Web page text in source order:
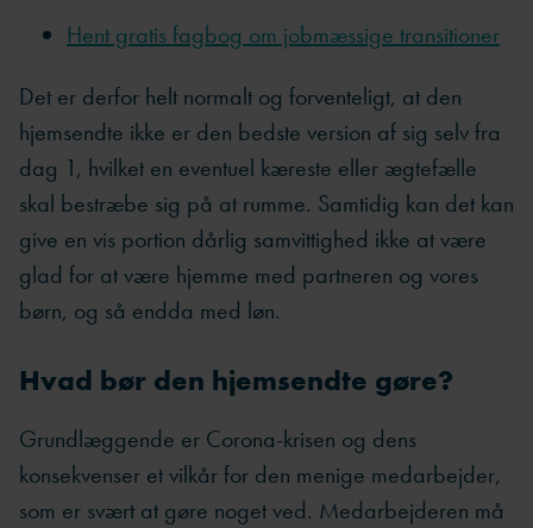
Hent gratis fagbog om jobmæssige transitioner
Det er derfor helt normalt og forventeligt, at den
hjemsendte ikke er den bedste version af sig selv fra
dag 1, hvilket en eventuel kæreste eller ægtefælle
skal bestræbe sig på at rumme. Samtidig kan det kan
give en vis portion dårlig samvittighed ikke at være
glad for at være hjemme med partneren og vores
børn, og så endda med løn.
Hvad bør den hjemsendte gøre?
Grundlæggende er Corona-krisen og dens
konsekvenser et vilkår for den menige medarbejder,
som er svært at gøre noget ved. Medarbejderen må